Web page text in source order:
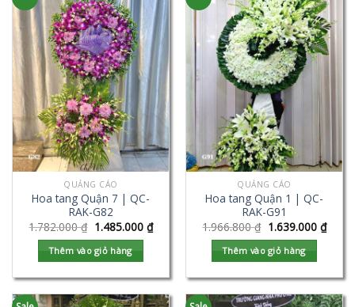
QUẢNG CÁO
Hoa tang Quận 7 | QC-
RAK-G82
1.782.000₫ 1.485.000 ₫
Thêm vào giỏ hàng
QUẢNG CÁO
Hoa tang Quận 1 | QC-
RAK-G91
1.966.800₫ 1.639.000 ₫
Thêm vào giỏ hàng